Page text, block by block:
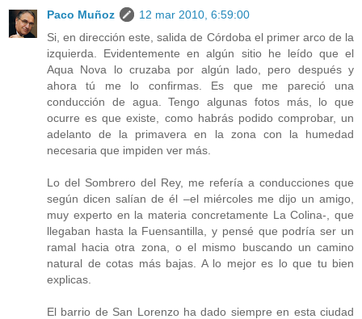
Paco Muñoz
12 mar 2010, 6:59:00
Si, en dirección este, salida de Córdoba el primer arco de la
izquierda. Evidentemente en algún sitio he leído que el
Aqua Nova lo cruzaba por algún lado, pero después y
ahora tú me lo confirmas. Es que me pareció una
conducción de agua. Tengo algunas fotos más, lo que
ocurre es que existe, como habrás podido comprobar, un
adelanto de la primavera en la zona con la humedad
necesaria que impiden ver más.
Lo del Sombrero del Rey, me refería a conducciones que
según dicen salían de él –el miércoles me dijo un amigo,
muy experto en la materia concretamente La Colina-, que
llegaban hasta la Fuensantilla, y pensé que podría ser un
ramal hacia otra zona, o el mismo buscando un camino
natural de cotas más bajas. A lo mejor es lo que tu bien
explicas.
El barrio de San Lorenzo ha dado siempre en esta ciudad